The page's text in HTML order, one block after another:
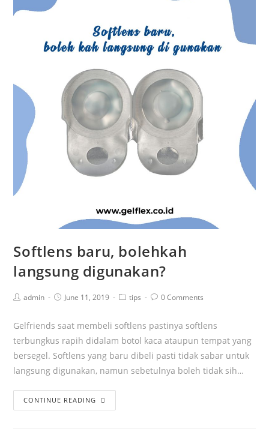
Softlens baru, bolehkah
langsung digunakan?
admin June 11, 2019 tips 0 Comments
Gelfriends saat membeli softlens pastinya softlens
terbungkus rapih didalam botol kaca ataupun tempat yang
bersegel. Softlens yang baru dibeli pasti tidak sabar untuk
langsung digunakan, namun sebetulnya boleh tidak sih…
CONTINUE READING